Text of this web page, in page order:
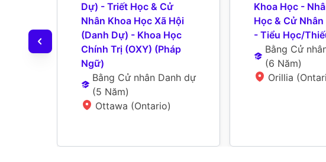
Dự) - Triết Học & Cử
Nhân Khoa Học Xã Hội
(Danh Dự) - Khoa Học
Chính Trị (OXY) (Pháp
Ngữ)
Bằng Cử nhân Danh dự
(5 Năm)
Ottawa (Ontario)
Khoa Học -
Học & Cử
- Tiểu Học/
Bằng Cử
(6 Năm)
Orillia